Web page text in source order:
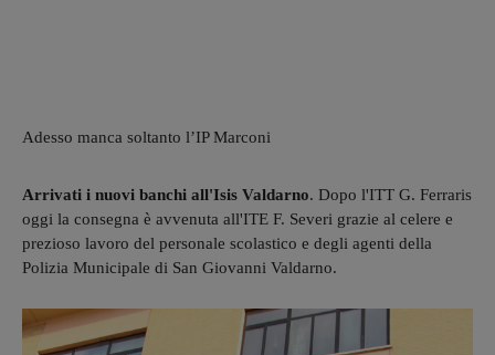
Adesso manca soltanto l’IP Marconi
Arrivati i nuovi banchi all'Isis Valdarno. Dopo l'ITT G. Ferraris
oggi la consegna è avvenuta all'ITE F. Severi grazie al celere e
prezioso lavoro del personale scolastico e degli agenti della
Polizia Municipale di San Giovanni Valdarno.